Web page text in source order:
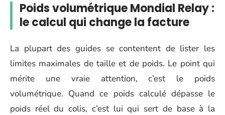
Poids volumétrique Mondial Relay :
le calcul qui change la facture
La plupart des guides se contentent de lister les
limites maximales de taille et de poids. Le point qui
mérite une vraie attention, c’est le poids
volumétrique. Quand ce poids calculé dépasse le
poids réel du colis, c’est lui qui sert de base à la